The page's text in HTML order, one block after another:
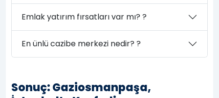
Emlak yatırım fırsatları var mı? ?
En ünlü cazibe merkezi nedir? ?
Sonuç: Gaziosmanpaşa,